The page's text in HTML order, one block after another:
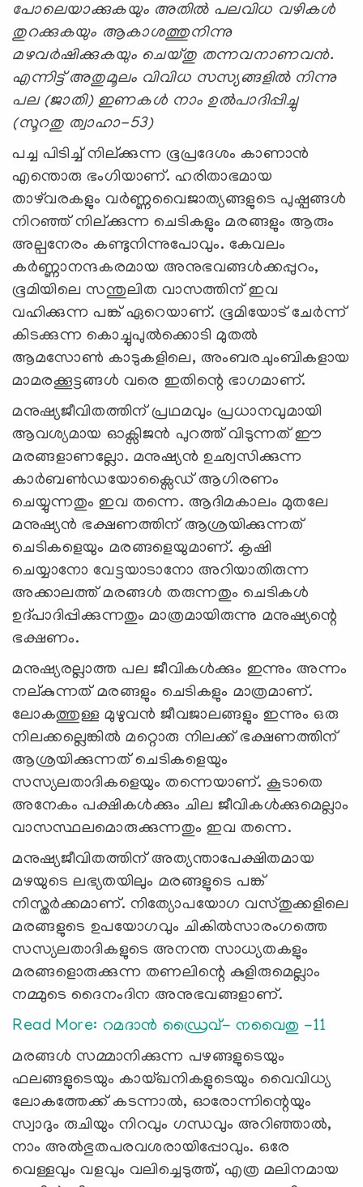
പോലെയാക്കുകയും അതില്‍ പലവിധ വഴികള്‍
തുറക്കുകയും ആകാശത്തുനിന്നു
മഴവര്‍ഷിക്കുകയും ചെയ്തു തന്നവനാണവന്‍.
എന്നിട്ട് അതുമൂലം വിവിധ സസ്യങ്ങളില്‍ നിന്നു
പല (ജാതി) ഇണകള്‍ നാം ഉല്‍പാദിപ്പിച്ചു
(സൂറതു ത്വാഹാ-53)
പച്ച പിടിച്ച് നില്ക്കുന്ന ഭൂപ്രദേശം കാണാന്‍
എന്തൊരു ഭംഗിയാണ്. ഹരിതാഭമായ
താഴ്‍വരകളും വര്‍ണ്ണവൈജാത്യങ്ങളുടെ പുഷ്പങ്ങള്‍
നിറഞ്ഞ് നില്ക്കുന്ന ചെടികളും മരങ്ങളും ആരും
അല്പനേരം കണ്ടുനിന്നുപോവും. കേവലം
കര്‍ണ്ണാനന്ദകരമായ അനുഭവങ്ങള്‍ക്കപ്പുറം,
ഭൂമിയിലെ സന്തുലിത വാസത്തിന് ഇവ
വഹിക്കുന്ന പങ്ക് ഏറെയാണ്. ഭൂമിയോട് ചേര്‍ന്ന്
കിടക്കുന്ന കൊച്ചുപുല്‍ക്കൊടി മുതല്‍
ആമസോണ്‍ കാടുകളിലെ, അംബരചുംബികളായ
മാമരക്കൂട്ടങ്ങള്‍ വരെ ഇതിന്റെ ഭാഗമാണ്.
മനുഷ്യജീവിതത്തിന് പ്രഥമവും പ്രധാനവുമായി
ആവശ്യമായ ഓക്സിജന്‍ പുറത്ത് വിടുന്നത് ഈ
മരങ്ങളാണല്ലോ. മനുഷ്യന്‍ ഉഛ്വസിക്കുന്ന
കാര്‍ബണ്‍ഡയോക്സൈഡ് ആഗിരണം
ചെയ്യുന്നതും ഇവ തന്നെ. ആദിമകാലം മുതലേ
മനുഷ്യന്‍ ഭക്ഷണത്തിന് ആശ്രയിക്കുന്നത്
ചെടികളെയും മരങ്ങളെയുമാണ്. കൃഷി
ചെയ്യാനോ വേട്ടയാടാനോ അറിയാതിരുന്ന
അക്കാലത്ത് മരങ്ങള്‍ തരുന്നതും ചെടികള്‍
ഉദ്പാദിപ്പിക്കുന്നതും മാത്രമായിരുന്നു മനുഷ്യന്റെ
ഭക്ഷണം.
മനുഷ്യരല്ലാത്ത പല ജീവികള്‍ക്കും ഇന്നും അന്നം
നല്കുന്നത് മരങ്ങളും ചെടികളും മാത്രമാണ്.
ലോകത്തുള്ള മുഴുവന്‍ ജീവജാലങ്ങളും ഇന്നും ഒരു
നിലക്കല്ലെങ്കില്‍ മറ്റൊരു നിലക്ക് ഭക്ഷണത്തിന്
ആശ്രയിക്കുന്നത് ചെടികളെയും
സസ്യലതാദികളെയും തന്നെയാണ്. കൂടാതെ
അനേകം പക്ഷികള്‍ക്കും ചില ജീവികള്‍ക്കുമെല്ലാം
വാസസ്ഥലമൊരുക്കുന്നതും ഇവ തന്നെ.
മനുഷ്യജീവിതത്തിന് അത്യന്താപേക്ഷിതമായ
മഴയുടെ ലഭ്യതയിലും മരങ്ങളുടെ പങ്ക്
നിസ്തര്‍ക്കമാണ്. നിത്യോപയോഗ വസ്തുക്കളിലെ
മരങ്ങളുടെ ഉപയോഗവും ചികില്‍സാരംഗത്തെ
സസ്യലതാദികളുടെ അനന്ത സാധ്യതകളും
മരങ്ങളൊരുക്കുന്ന തണലിന്റെ കുളിരുമെല്ലാം
നമ്മുടെ ദൈനംദിന അനുഭവങ്ങളാണ്.
Read More: റമദാന്‍ ഡ്രൈവ്- നവൈതു -11
മരങ്ങള്‍ സമ്മാനിക്കുന്ന പഴങ്ങളുടെയും
ഫലങ്ങളുടെയും കായ്ഖനികളുടെയും വൈവിധ്യ
ലോകത്തേക്ക് കടന്നാല്‍, ഓരോന്നിന്റെയും
സ്വാദും രുചിയും നിറവും ഗന്ധവും അറിഞ്ഞാല്‍,
നാം അല്‍ഭുതപരവശരായിപ്പോവും. ഒരേ
വെള്ളവും വളവും വലിച്ചെടുത്ത്, എത്ര മലിനമായ